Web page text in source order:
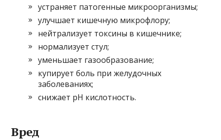
устраняет патогенные микроорганизмы;
улучшает кишечную микрофлору;
нейтрализует токсины в кишечнике;
нормализует стул;
уменьшает газообразование;
купирует боль при желудочных
заболеваниях;
снижает рН кислотность.
Вред